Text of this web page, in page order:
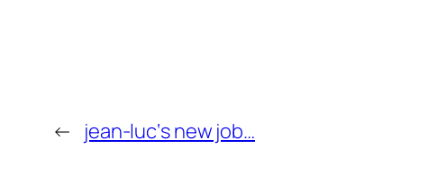
← jean-luc‘s new job…